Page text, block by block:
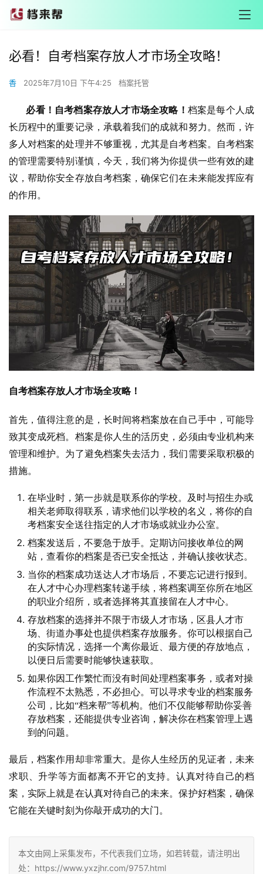
必看！自考档案存放人才市场全攻略！
香 2025年7月10日 下午4:25 档案托管
必看！自考档案存放人才市场全攻略！ 档案是每个人成
长历程中的重要记录，承载着我们的成就和努力。然而，许
多人对档案的处理并不够重视，尤其是自考档案。自考档案
的管理需要特别谨慎，今天，我们将为你提供一些有效的建
议，帮助你安全存放自考档案，确保它们在未来能发挥应有
的作用。
自考档案存放人才市场全攻略！
首先，值得注意的是，长时间将档案放在自己手中，可能导
致其变成死档。档案是你人生的活历史，必须由专业机构来
管理和维护。为了避免档案失去活力，我们需要采取积极的
措施。
在毕业时，第一步就是联系你的学校。及时与招生办或
相关老师取得联系，请求他们以学校的名义，将你的自
考档案安全送往指定的人才市场或就业办公室。
档案发送后，不要急于放手。定期访问接收单位的网
站，查看你的档案是否已安全抵达，并确认接收状态。
当你的档案成功送达人才市场后，不要忘记进行报到。
在人才中心办理档案转递手续，将档案调至你所在地区
的职业介绍所，或者选择将其直接留在人才中心。
存放档案的选择并不限于市级人才市场，区县人才市
场、街道办事处也提供档案存放服务。你可以根据自己
的实际情况，选择一个离你最近、最方便的存放地点，
以便日后需要时能够快速获取。
如果你因工作繁忙而没有时间处理档案事务，或者对操
作流程不太熟悉，不必担心。可以寻求专业的档案服务
公司，比如“档来帮”等机构。他们不仅能够帮助你妥善
存放档案，还能提供专业咨询，解决你在档案管理上遇
到的问题。
最后，档案作用却非常重大。是你人生经历的见证者，未来
求职、升学等方面都离不开它的支持。认真对待自己的档
案，实际上就是在认真对待自己的未来。保护好档案，确保
它能在关键时刻为你敲开成功的大门。
本文由网上采集发布，不代表我们立场，如若转载，请注明出
处：https://www.yxzjhr.com/9757.html